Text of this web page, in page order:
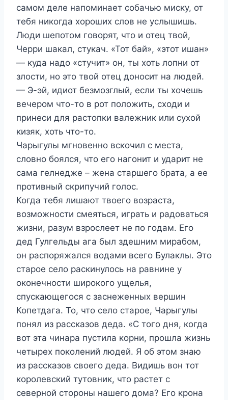
самом деле напоминает собачью миску, от
тебя никогда хороших слов не услышишь.
Люди шепотом говорят, что и отец твой,
Черри шакал, стукач. «Тот бай», «этот ишан»
— куда надо «стучит» он, ты хоть лопни от
злости, но это твой отец доносит на людей.
— Э-эй, идиот безмозглый, если ты хочешь
вечером что-то в рот положить, сходи и
принеси для растопки валежник или сухой
кизяк, хоть что-то.
Чарыгулы мгновенно вскочил с места,
словно боялся, что его нагонит и ударит не
сама гелнедже – жена старшего брата, а ее
противный скрипучий голос.
Когда тебя лишают твоего возраста,
возможности смеяться, играть и радоваться
жизни, разум взрослеет не по годам. Его
дед Гулгельды ага был здешним мирабом,
он распоряжался водами всего Булаклы. Это
старое село раскинулось на равнине у
оконечности широкого ущелья,
спускающегося с заснеженных вершин
Копетдага. То, что село старое, Чарыгулы
понял из рассказов деда. «С того дня, когда
вот эта чинара пустила корни, прошла жизнь
четырех поколений людей. Я об этом знаю
из рассказов своего деда. Видишь вон тот
королевский тутовник, что растет с
северной стороны нашего дома? Его крона